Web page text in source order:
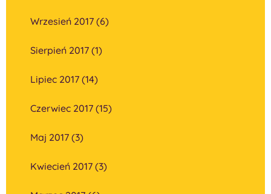
Wrzesień 2017 (6)
Sierpień 2017 (1)
Lipiec 2017 (14)
Czerwiec 2017 (15)
Maj 2017 (3)
Kwiecień 2017 (3)